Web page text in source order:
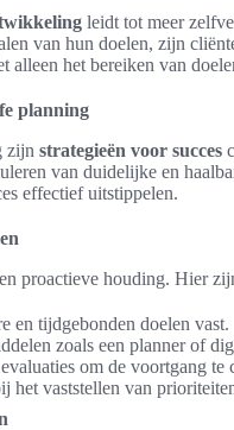
leidt tot meer
van hun doelen, zijn
alleen het bereiken van
planning
zijn strategieën voor succes
van duidelijke en
effectief uitstippelen.
proactieve houding. Hier
en tijdgebonden doelen vast.
zoals een planner of
om de voortgang te
het vaststellen van